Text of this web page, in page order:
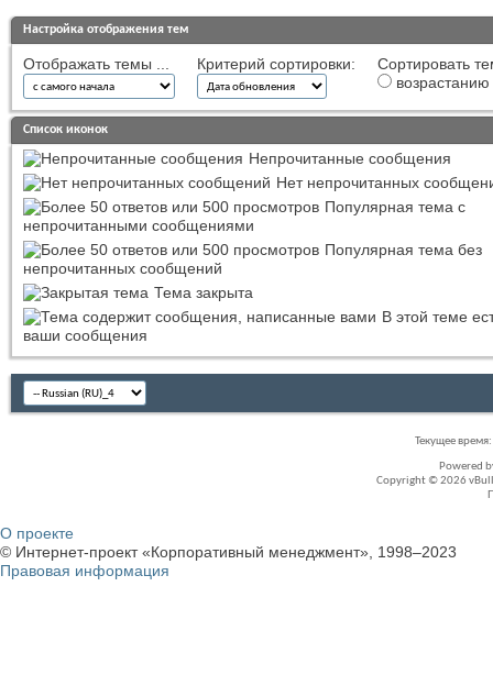
Настройка отображения тем
Отображать темы ... Критерий сортировки:
Сортировать
возрастанию
Список иконок
Непрочитанные сообщения
Нет непрочитанных
Популярная тема с
непрочитанными сообщениями
Популярная тема без
непрочитанных сообщений
Тема закрыта
В этой теме
ваши сообщения
Текущее время:
Powered
Copyright © 2026
О проекте
© Интернет-проект «Корпоративный менеджмент», 1998–2023
Правовая информация